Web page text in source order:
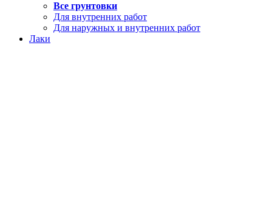
Все грунтовки
Для внутренних работ
Для наружных и внутренних работ
Лаки